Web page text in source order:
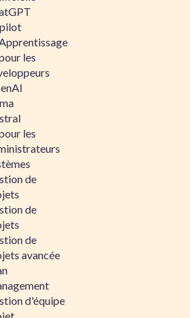
les
les
de
de
de
avancée
d'équipe